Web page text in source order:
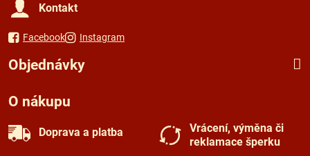
Kontakt
Facebook Instagram
Objednávky
O nákupu
Doprava a platba
Vrácení, výměna či
reklamace šperku